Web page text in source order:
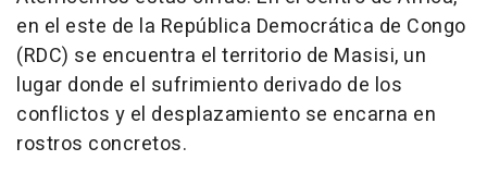
en el este de la República Democrática de Congo
(RDC) se encuentra el territorio de Masisi, un
lugar donde el sufrimiento derivado de los
conflictos y el desplazamiento se encarna en
rostros concretos.